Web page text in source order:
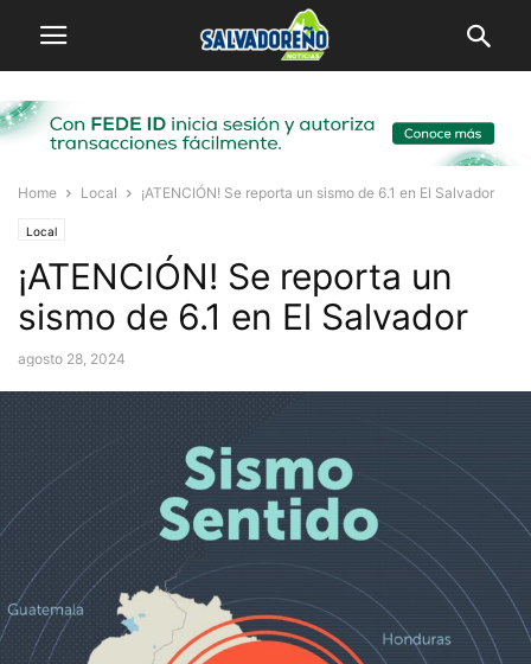
Home Local ¡ATENCIÓN! Se reporta un sismo de 6.1 en El Salvador
Local
¡ATENCIÓN! Se reporta un
sismo de 6.1 en El Salvador
agosto 28, 2024